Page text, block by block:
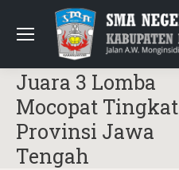
Juara 3 Lomba
Mocopat Tingkat
Provinsi Jawa
Tengah